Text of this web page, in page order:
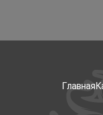
Главная